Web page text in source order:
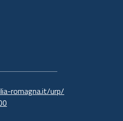
romagna.it/urp/